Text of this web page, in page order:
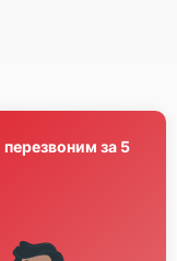
перезвоним за 5